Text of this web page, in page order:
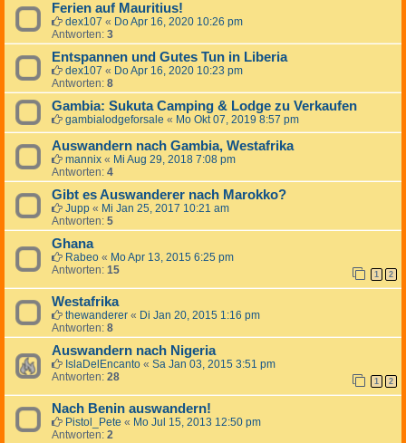
Ferien auf Mauritius!
dex107 « Do Apr 16, 2020 10:26 pm
Antworten: 3
Entspannen und Gutes Tun in Liberia
dex107 « Do Apr 16, 2020 10:23 pm
Antworten: 8
Gambia: Sukuta Camping & Lodge zu Verkaufen
gambialodgeforsale « Mo Okt 07, 2019 8:57 pm
Auswandern nach Gambia, Westafrika
mannix « Mi Aug 29, 2018 7:08 pm
Antworten: 4
Gibt es Auswanderer nach Marokko?
Jupp « Mi Jan 25, 2017 10:21 am
Antworten: 5
Ghana
Rabeo « Mo Apr 13, 2015 6:25 pm
Antworten: 15 1 2
Westafrika
thewanderer « Di Jan 20, 2015 1:16 pm
Antworten: 8
Auswandern nach Nigeria
IslaDelEncanto « Sa Jan 03, 2015 3:51 pm
Antworten: 28 1 2
Nach Benin auswandern!
Pistol_Pete « Mo Jul 15, 2013 12:50 pm
Antworten: 2